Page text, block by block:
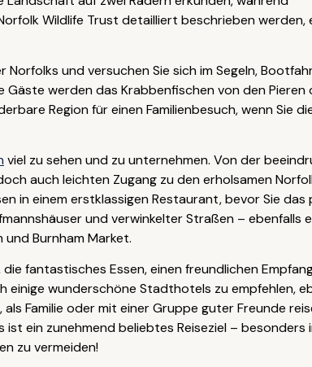
Wildlife Trust detailliert beschrieben werden,
und versuchen Sie sich im Segeln,
Gäste werden das Krabbenfischen von den Pieren
Region für einen Familienbesuch, wenn Sie
viel zu sehen und zu unternehmen. Von der
auch leichten Zugang zu den erholsamen
in einem erstklassigen Restaurant, bevor Sie das
und verwinkelter Straßen – ebenfalls
und Burnham Market.
fantastisches Essen, einen freundlichen
wunderschöne Stadthotels zu empfehlen,
Familie oder mit einer Gruppe guter Freunde
ein zunehmend beliebtes Reiseziel – besonders
zu vermeiden!